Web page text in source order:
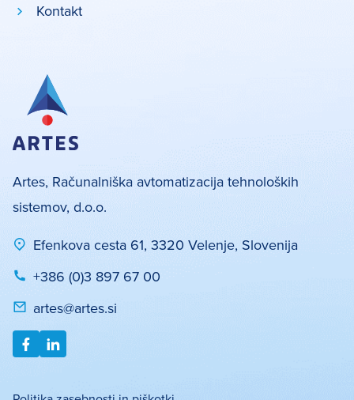
Kontakt
Artes, Računalniška avtomatizacija tehnoloških
sistemov, d.o.o.
Efenkova cesta 61, 3320 Velenje, Slovenija
+386 (0)3 897 67 00
artes@artes.si